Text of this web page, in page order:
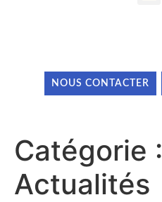
NOUS CONTACTER
Catégorie :
Actualités